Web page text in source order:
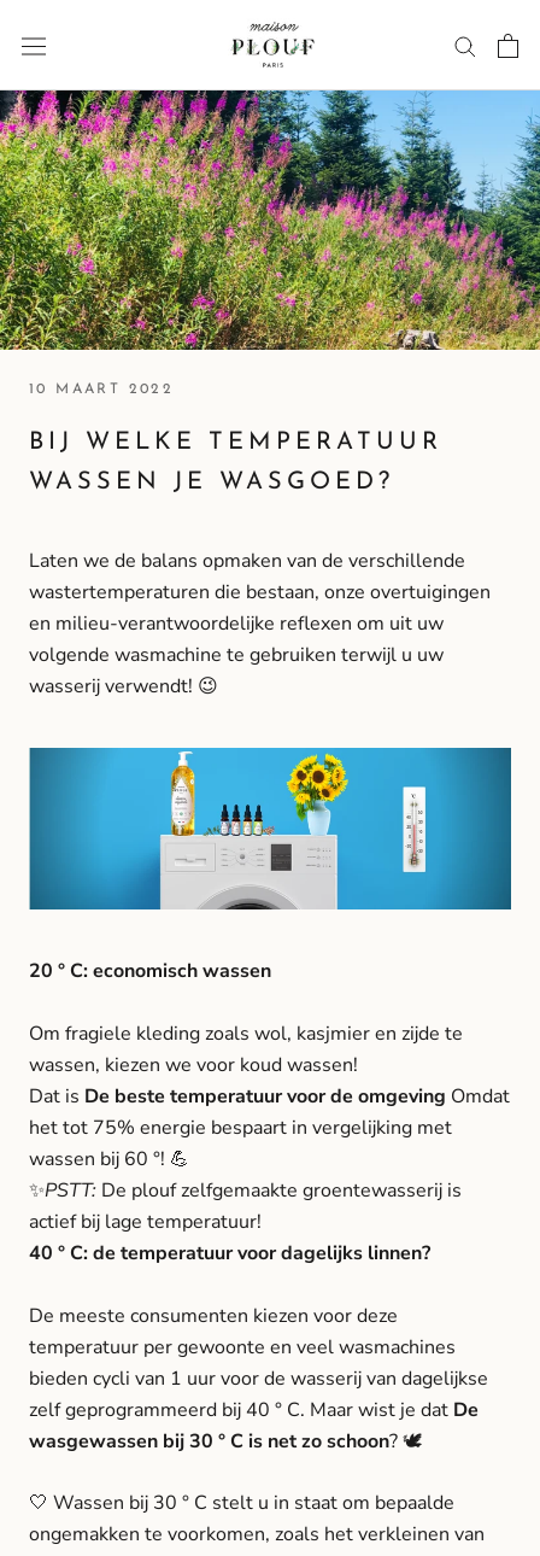
naar
10 MAART 2022
BIJ WELKE TEMPERATUUR
WASSEN JE WASGOED?
Laten we de balans opmaken van de verschillende
wastertemperaturen die bestaan, onze overtuigingen
en milieu-verantwoordelijke reflexen om uit uw
volgende wasmachine te gebruiken terwijl u uw
wasserij verwendt! 😉
20 ° C: economisch wassen
Om fragiele kleding zoals wol, kasjmier en zijde te
wassen, kiezen we voor koud wassen!
Dat is De beste temperatuur voor de omgeving Omdat
het tot 75% energie bespaart in vergelijking met
wassen bij 60 °! 💪
✨PSTT: De plouf zelfgemaakte groentewasserij is
actief bij lage temperatuur!
40 ° C: de temperatuur voor dagelijks linnen?
De meeste consumenten kiezen voor deze
temperatuur per gewoonte en veel wasmachines
bieden cycli van 1 uur voor de wasserij van dagelijkse
zelf geprogrammeerd bij 40 ° C. Maar wist je dat De
wasgewassen bij 30 ° C is net zo schoon? 🕊
🤍 Wassen bij 30 ° C stelt u in staat om bepaalde
ongemakken te voorkomen, zoals het verkleinen van